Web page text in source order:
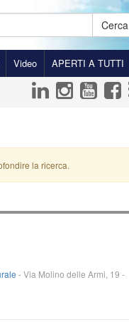
Cerca
Video APERTI A TUTTI
la ricerca.
-Via Molino delle Armi, 19 -